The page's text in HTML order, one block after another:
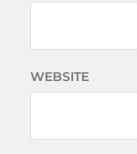
WEBSITE